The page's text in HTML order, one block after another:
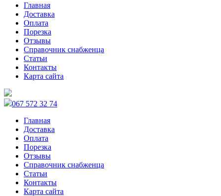
Главная
Доставка
Оплата
Порезка
Отзывы
Справочник снабженца
Статьи
Контакты
Карта сайта
067 572 32 74
Главная
Доставка
Оплата
Порезка
Отзывы
Справочник снабженца
Статьи
Контакты
Карта сайта